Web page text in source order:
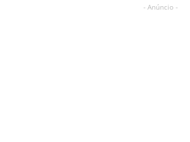
- Anúncio -